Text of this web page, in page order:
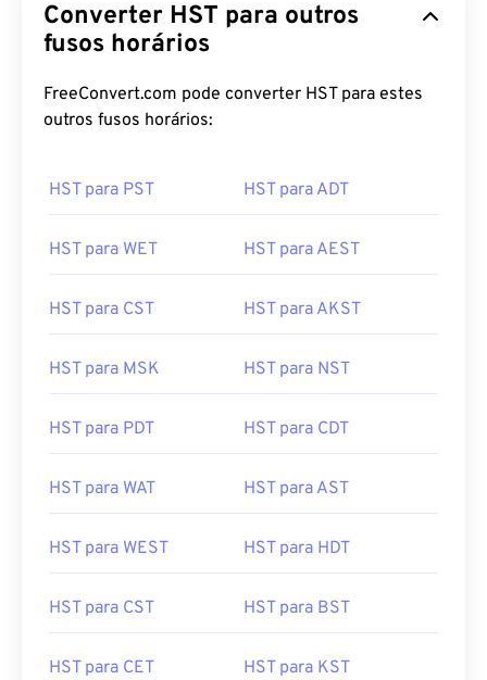
Converter HST para outros
fusos horários
FreeConvert.com pode converter HST para estes
outros fusos horários:
HST para PST HST para ADT
HST para WET HST para AEST
HST para CST HST para AKST
HST para MSK HST para NST
HST para PDT HST para CDT
HST para WAT HST para AST
HST para WEST HST para HDT
HST para CST HST para BST
HST para CET HST para KST